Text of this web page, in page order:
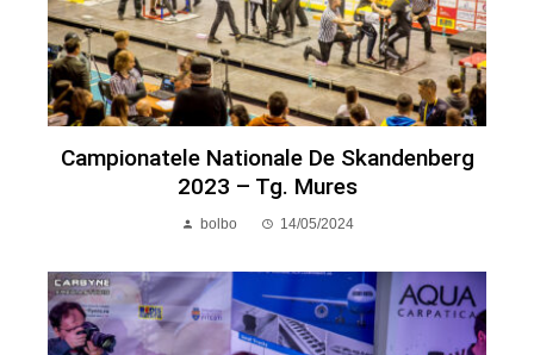
Campionatele Nationale De Skandenberg
2023 – Tg. Mures
bolbo 14/05/2024